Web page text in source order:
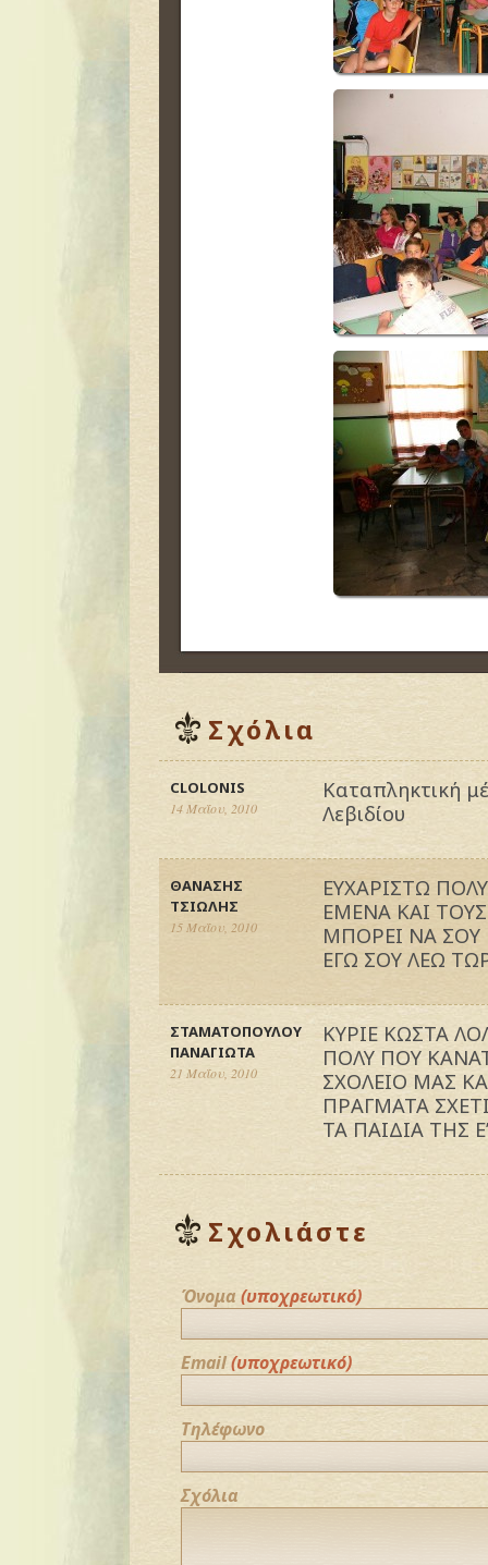
Σχόλια
CLOLONIS
14 Μαΐου, 2010
Καταπληκτική
Λεβιδίου
ΘΑΝΑΣΗΣ
ΤΣΙΩΛΗΣ
15 Μαΐου, 2010
ΕΥΧΑΡΙΣΤΩ
ΕΜΕΝΑ ΚΑΙ
ΜΠΟΡΕΙ ΝΑ ΣΟΥ
ΕΓΩ ΣΟΥ ΛΕΩ
ΣΤΑΜΑΤΟΠΟΥΛΟΥ
ΠΑΝΑΓΙΩΤΑ
21 Μαΐου, 2010
ΚΥΡΙΕ ΚΩΣΤΑ
ΠΟΛΥ ΠΟΥ
ΣΧΟΛΕΙΟ ΜΑΣ
ΠΡΑΓΜΑΤΑ
ΤΑ ΠΑΙΔΙΑ ΤΗΣ
Σχολιάστε
Όνομα (υποχρεωτικό)
Email(υποχρεωτικό)
Τηλέφωνο
Σχόλια